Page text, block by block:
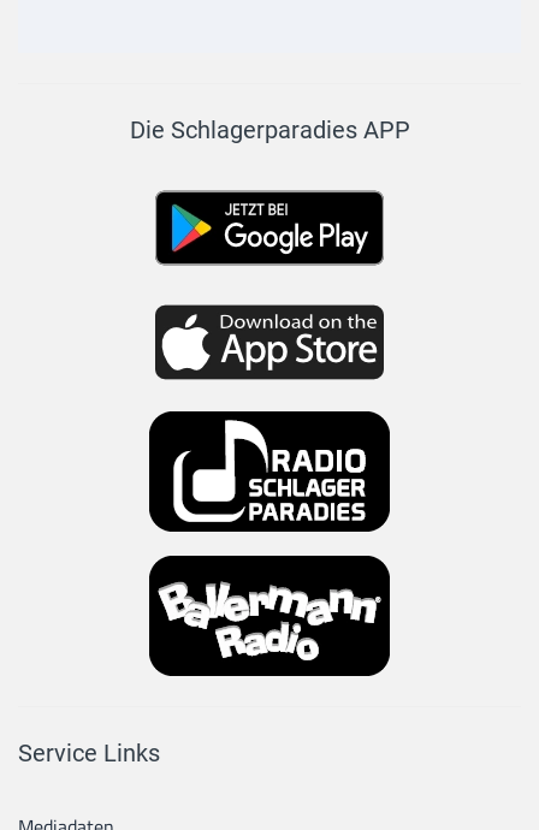
Die Schlagerparadies APP
Service Links